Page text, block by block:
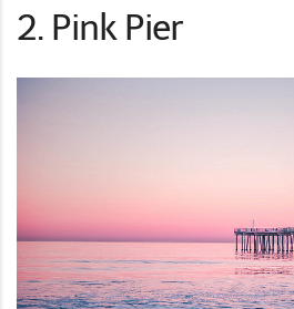
2. Pink Pier